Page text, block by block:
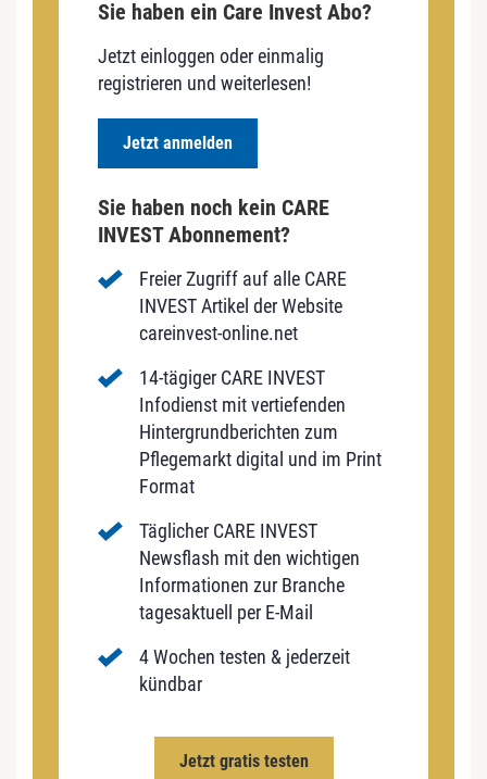
Sie haben ein Care Invest Abo?
Jetzt einloggen oder einmalig
registrieren und weiterlesen!
Jetzt anmelden
Sie haben noch kein CARE
INVEST Abonnement?
Freier Zugriff auf alle CARE
INVEST Artikel der Website
careinvest-online.net
14-tägiger CARE INVEST
Infodienst mit vertiefenden
Hintergrundberichten zum
Pflegemarkt digital und im Print
Format
Täglicher CARE INVEST
Newsflash mit den wichtigen
Informationen zur Branche
tagesaktuell per E-Mail
4 Wochen testen & jederzeit
kündbar
Jetzt gratis testen